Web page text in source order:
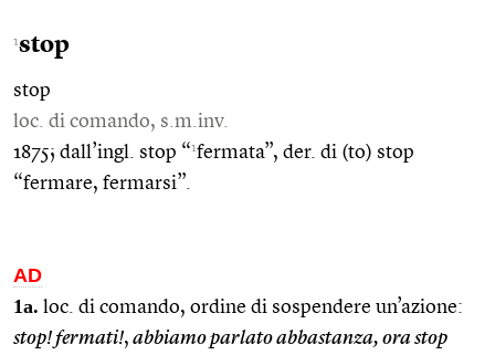
1stop
stop
loc. di comando, s.m.inv.
1875; dall’ingl. stop “1fermata”, der. di (to) stop
“fermare, fermarsi”.
AD
1a. loc. di comando, ordine di sospendere un’azione:
stop! fermati!, abbiamo parlato abbastanza, ora stop